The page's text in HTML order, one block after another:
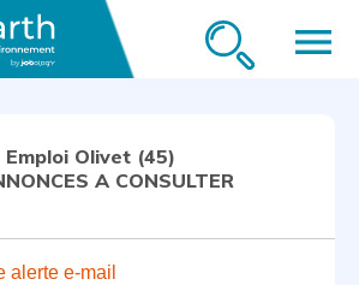
menu
Emploi Olivet (45)
A CONSULTER
alerte e-mail